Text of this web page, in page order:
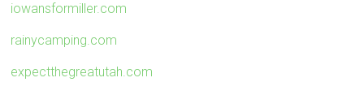
iowansformiller.com
rainycamping.com
expectthegreatutah.com